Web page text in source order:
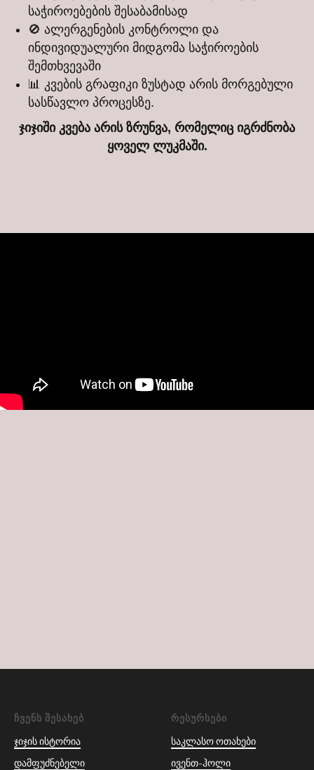
საჭიროებების შესაბამისად
🚫 ალერგენების კონტროლი და
ინდივიდუალური მიდგომა საჭიროების
შემთხვევაში
📊 კვების გრაფიკი ზუსტად არის მორგებული
სასწავლო პროცესზე.
ჯიჯიში კვება არის ზრუნვა, რომელიც იგრძნობა
ყოველ ლუკმაში.
ᲩᲕᲔᲜᲡ ᲨᲔᲡᲐᲮᲔᲑ
ჯიჯის ისტორია
დამფუძნებელი
ᲠᲔᲡᲣᲠᲡᲔᲑᲘ
საკლასო ოთახები
ივენთ-ჰოლი